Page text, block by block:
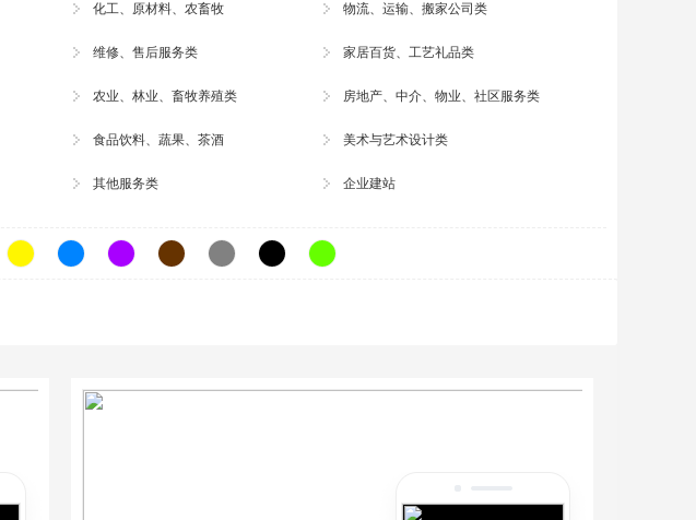
化工、原材料、农畜牧 物流、运输、搬家公司类
维修、售后服务类 家居百货、 工艺礼品类
农业、林业、 畜牧养殖类 房地产、中介、物业、社区服务类
食品饮料、蔬果、茶酒 美术与艺术设计类
其他服务类 企业建站